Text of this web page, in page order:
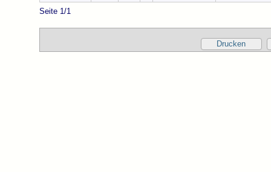
Seite 1/1
Drucken